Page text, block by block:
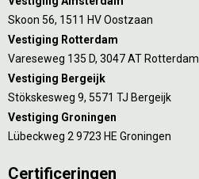
Skoon 56, 1511 HV Oostzaan
Vestiging Rotterdam
Vareseweg 135 D, 3047 AT Rotterdam
Vestiging Bergeijk
Stökskesweg 9, 5571 TJ Bergeijk
Vestiging Groningen
Lübeckweg 2 9723 HE Groningen
Certificeringen